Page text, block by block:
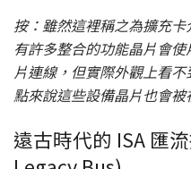
按：雖然這裡稱之為擴充
有許多整合的功能晶片會
片連線，但實際外觀上看
點來說這些設備晶片也會
遠古時代的 ISA 匯